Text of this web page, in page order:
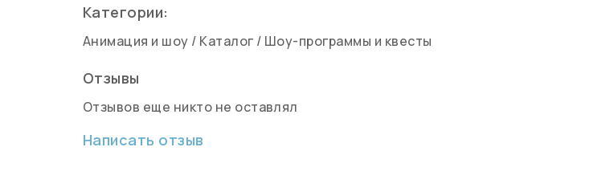
Категории:
Анимация и шоу / Каталог / Шоу-программы и квесты
Отзывы
Отзывов еще никто не оставлял
Написать отзыв